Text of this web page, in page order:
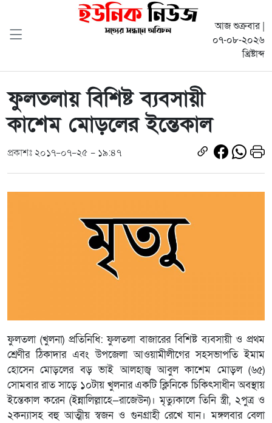
আজ শুক্রবার |
০৭-০৮-২০২৬
খ্রিষ্টাব্দ
ফুলতলায় বিশিষ্ট ব্যবসায়ী
কাশেম মোড়লের ইন্তেকাল
প্রকাশঃ ২০১৭-০৭-২৫ - ১৯:৪৭
ফুলতলা (খুলনা) প্রতিনিধি: ফুলতলা বাজারের বিশিষ্ট ব্যবসায়ী ও প্রথম
শ্রেণীর ঠিকাদার এবং উপজেলা আওয়ামীলীগের সহসভাপতি ইমাম
হোসেন মোড়লের বড় ভাই আলহাজ্ব আবুল কাশেম মোড়ল (৬৫)
সোমবার রাত সাড়ে ১০টায় খুলনার একটি ক্লিনিকে চিকিৎসাধীন অবস্থায়
ইন্তেকাল করেন (ইন্নালিল্লাহে—রাজেউন)। মৃত্যুকালে তিনি স্ত্রী, ২পুত্র ও
২কন্যাসহ বহু আত্মীয় স্বজন ও গুনগ্রাহী রেখে যান। মঙ্গলবার বেলা